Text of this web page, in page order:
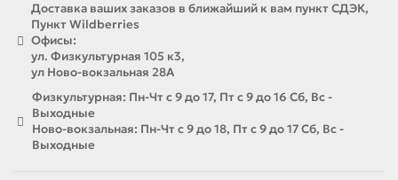
Доставка ваших заказов в ближайший к вам пункт СДЭК,
Пункт Wildberries
Офисы:
ул. Физкультурная 105 к3,
ул Ново-вокзальная 28А
Физкультурная: Пн-Чт с 9 до 17, Пт с 9 до 16 Сб, Вс -
Выходные
Ново-вокзальная: Пн-Чт с 9 до 18, Пт с 9 до 17 Сб, Вс -
Выходные